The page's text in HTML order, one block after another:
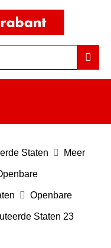
Staten Meer
Openbare
Staten 23